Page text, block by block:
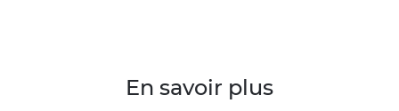
En savoir plus